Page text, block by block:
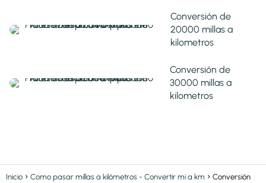
Conversión de
20000 millas a
kilometros
Conversión de
30000 millas a
kilometros
Inicio Como pasar millas a kilómetros - Convertir mi a km
Conversión